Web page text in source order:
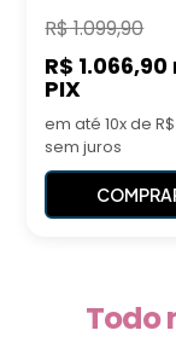
R$1.099,90
R$ 1.066,90
PIX
em até 10x de R$
sem juros
Todo